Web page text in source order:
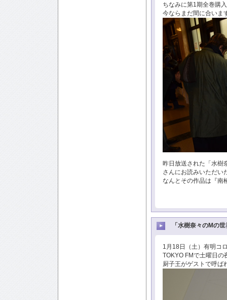
ちなみに第1期全巻購
今ならまだ間に合いま
昨日放送された「水樹
さんにお読みいただい
なんとその作品は『南
「水樹奈々のMの
1月18日（土）有明コ
TOKYO FMで土曜日の
厨子王がゲストで呼ば